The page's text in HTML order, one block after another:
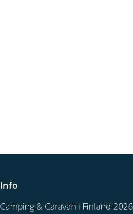
Info
Camping & Caravan i Finland 2026